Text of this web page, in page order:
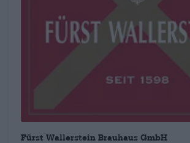
gistkelder. Goede dingen kosten tijd –
lang begrepen. Hun selectie van de beste
zich. Het kernassortiment bestaat uit
zelfgestookte sterke drank en een heerlijke
individueel bier is zorgvuldig ontwikkeld,
geproduceerd en is ontworpen om een
"mmmm"-gevoel bij de klanten te ontlokken.
Fürst Wallerstein Brauhaus GmbH